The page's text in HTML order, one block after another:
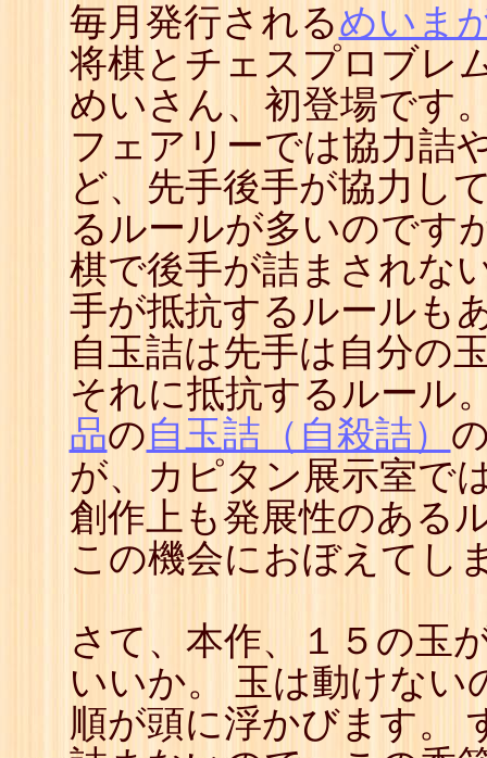
毎月発行されるめいま
将棋とチェスプロブレ
めいさん、初登場です
フェアリーでは協力詰
ど、先手後手が協力し
るルールが多いのです
棋で後手が詰まされな
手が抵抗するルールも
自玉詰は先手は自分の
それに抵抗するルール
品の自玉詰（自殺詰）
が、カピタン展示室で
創作上も発展性のある
この機会におぼえてし
さて、本作、１５の玉
いいか。 玉は動けない
順が頭に浮かびます。